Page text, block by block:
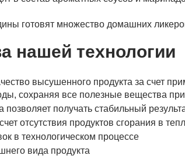
готовят множество домашних
нашей технологии
высушенного продукта за счет
сохраняя все полезные вещества
позволяет получать стабильный
отсутствия продуктов сгорания в
в технологическом процессе
вида продукта